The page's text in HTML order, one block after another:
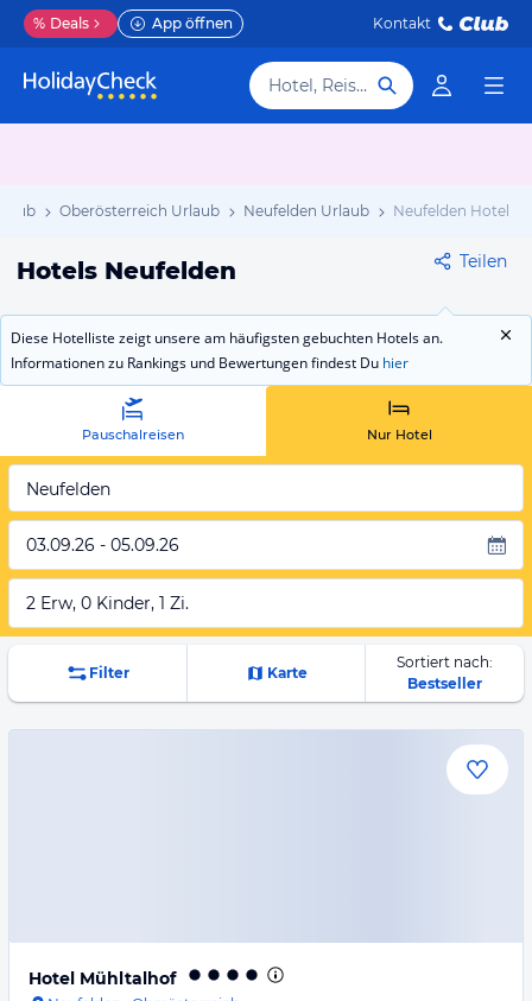
% Deals App öffnen Kontakt
Hotel, Reiseziel
Oberösterreich Urlaub Neufelden Urlaub Neufelden Hotels
Hotels Neufelden Teilen
Diese Hotelliste zeigt unsere am häufigsten gebuchten Hotels an.
Informationen zu Rankings und Bewertungen findest Du hier
Pauschalreisen Nur Hotel
Neufelden
03.09.26 - 05.09.26
2 Erw, 0 Kinder, 1 Zi.
Filter Karte
Sortiert nach:
Bestseller
Hotel Mühltalhof